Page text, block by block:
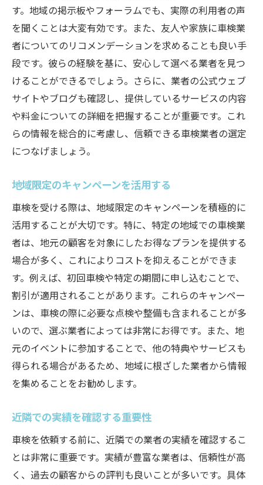
す。地域の掲示板やフォーラムでも、実際の利用者の声
を聞くことは大変有効です。また、友人や家族に車検業
者についてのリコメンデーションを求めることも良い手
段です。彼らの経験を基に、安心して選べる業者を見つ
けることができるでしょう。さらに、業者の公式ウェブ
サイトやブログも確認し、提供しているサービスの内容
や料金についての詳細を把握することが重要です。これ
らの情報を総合的に考慮し、信頼できる車検業者の選定
につなげましょう。
地域限定のキャンペーンを活用する
車検を受ける際は、地域限定のキャンペーンを積極的に
活用することが大切です。特に、特定の地域での車検業
者は、地元の顧客を対象にしたお得なプランを提供する
場合が多く、これによりコストを抑えることができま
す。例えば、初回車検や特定の期間に申し込むことで、
割引が適用されることがあります。これらのキャンペー
ンは、車検の際に必要な点検や整備も含まれることが多
いので、選ぶ業者によっては非常にお得です。また、地
元のイベントに参加することで、他の特典やサービスも
得られる場合があるため、地域に根ざした業者から情報
を集めることをお勧めします。
近隣での実績を確認する重要性
車検を依頼する前に、近隣での業者の実績を確認するこ
とは非常に重要です。実績が豊富な業者は、信頼性が高
く、過去の顧客からの評判も良いことが多いです。具体